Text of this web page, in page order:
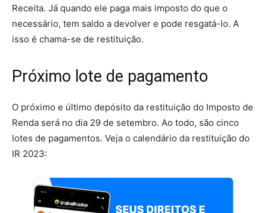
Receita. Já quando ele paga mais imposto do que o
necessário, tem saldo a devolver e pode resgatá-lo. A
isso é chama-se de restituição.
Próximo lote de pagamento
O próximo e último depósito da restituição do Imposto de
Renda será no dia 29 de setembro. Ao todo, são cinco
lotes de pagamentos. Veja o calendário da restituição do
IR 2023: